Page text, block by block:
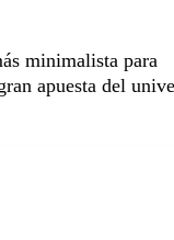
minimalista para
apuesta del